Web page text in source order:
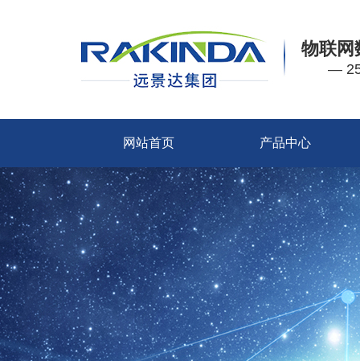
物联网
—
网站首页 产品中心